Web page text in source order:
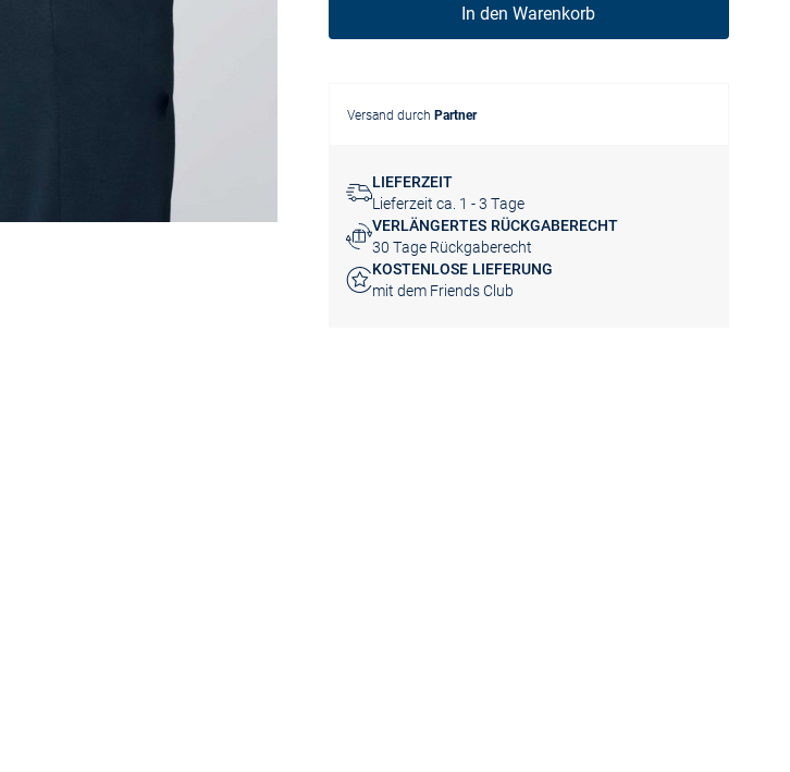
In den Warenkorb
Versand durch Partner
LIEFERZEIT
Lieferzeit ca. 1 - 3 Tage
VERLÄNGERTES RÜCKGABERECHT
30 Tage Rückgaberecht
KOSTENLOSE LIEFERUNG
mit dem Friends Club